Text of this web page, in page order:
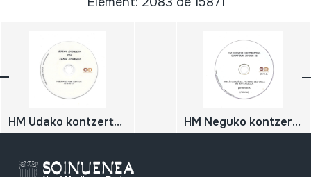
HM Udako kontzertua; 2010-07-03; Oiartzun; Herri Musikaren Txokoa; Gorka Zabaleta eta Eider Zabaleta HM Neguko kontzertua; 2010-01-30; Oiartzun; Herri Musikaren Txokoa; Asturiasko pandereterak